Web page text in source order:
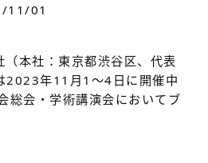
11/01
（本社：東京都渋谷区、代表
2023年11月1〜4日に開催中
総会・学術講演会においてブ